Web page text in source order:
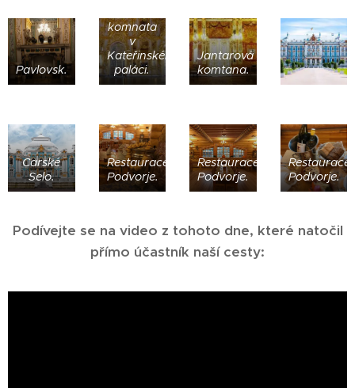
Pavlovsk.
komnata
v
Kateřinském
paláci.
Jantarová
komtana.
Carské
Selo.
Restaurace
Podvorje.
Restaurace
Podvorje.
Restaurace
Podvorje.
Podívejte se na video z tohoto dne, které natočil
přímo účastník naší cesty: